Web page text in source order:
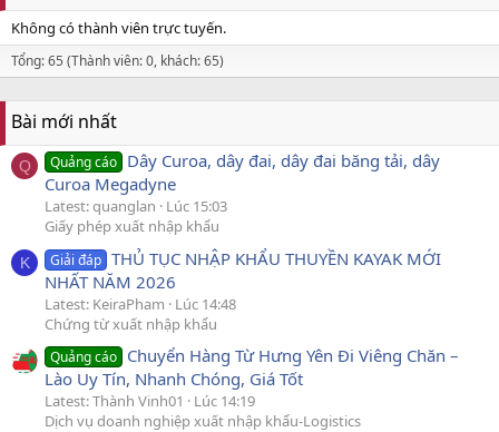
Không có thành viên trực tuyến.
Tổng: 65 (Thành viên: 0, khách: 65)
Bài mới nhất
Q Quảng cáo Dây Curoa, dây đai, dây đai băng tải, dây
Curoa Megadyne
Latest: quanglan
Lúc 15:03
Giấy phép xuất nhập khẩu
K Giải đáp THỦ TỤC NHẬP KHẨU THUYỀN KAYAK MỚI
NHẤT NĂM 2026
Latest: KeiraPham
Lúc 14:48
Chứng từ xuất nhập khẩu
Quảng cáo Chuyển Hàng Từ Hưng Yên Đi Viêng Chăn –
Lào Uy Tín, Nhanh Chóng, Giá Tốt
Latest: Thành Vinh01
Lúc 14:19
Dịch vụ doanh nghiệp xuất nhập khẩu-Logistics